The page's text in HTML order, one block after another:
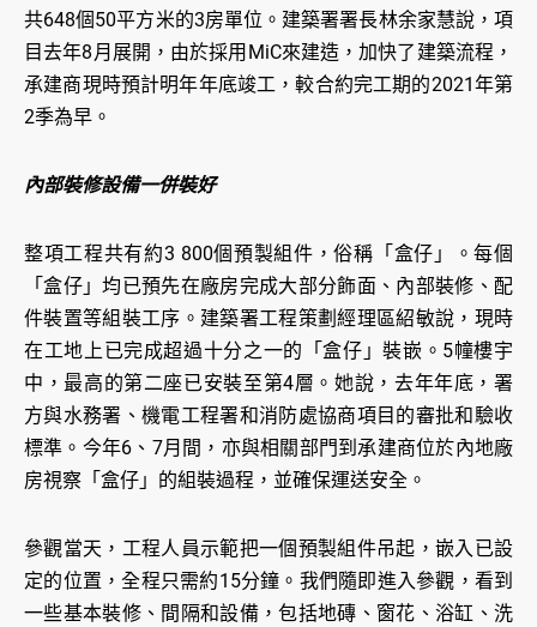
共648個50平方米的3房單位。建築署署長林余家慧說，項
目去年8月展開，由於採用MiC來建造，加快了建築流程，
承建商現時預計明年年底竣工，較合約完工期的2021年第
2季為早。
內部裝修設備一併裝好
整項工程共有約3 800個預製組件，俗稱「盒仔」。每個
「盒仔」均已預先在廠房完成大部分飾面、內部裝修、配
件裝置等組裝工序。建築署工程策劃經理區紹敏說，現時
在工地上已完成超過十分之一的「盒仔」裝嵌。5幢樓宇
中，最高的第二座已安裝至第4層。她說，去年年底，署
方與水務署、機電工程署和消防處協商項目的審批和驗收
標準。今年6、7月間，亦與相關部門到承建商位於內地廠
房視察「盒仔」的組裝過程，並確保運送安全。
參觀當天，工程人員示範把一個預製組件吊起，嵌入已設
定的位置，全程只需約15分鐘。我們隨即進入參觀，看到
一些基本裝修、間隔和設備，包括地磚、窗花、浴缸、洗